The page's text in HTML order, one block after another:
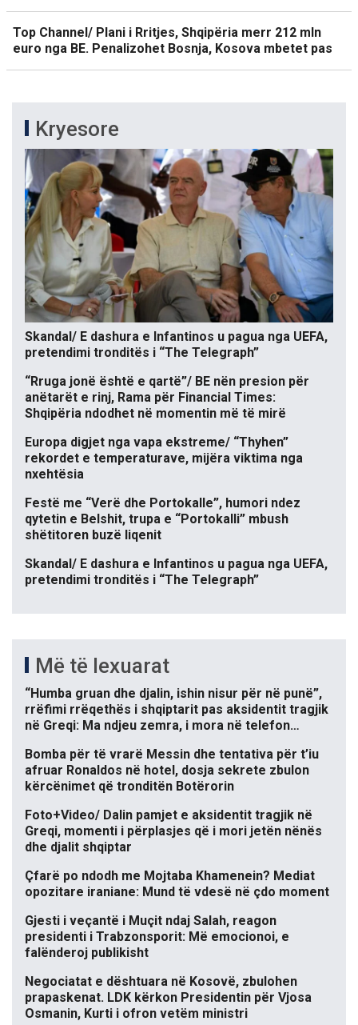
Top Channel/ Plani i Rritjes, Shqipëria merr 212 mln
euro nga BE. Penalizohet Bosnja, Kosova mbetet pas
Kryesore
Skandal/ E dashura e Infantinos u pagua nga UEFA,
pretendimi tronditës i “The Telegraph”
“Rruga jonë është e qartë”/ BE nën presion për
anëtarët e rinj, Rama për Financial Times:
Shqipëria ndodhet në momentin më të mirë
Europa digjet nga vapa ekstreme/ “Thyhen”
rekordet e temperaturave, mijëra viktima nga
nxehtësia
Festë me “Verë dhe Portokalle”, humori ndez
qytetin e Belshit, trupa e “Portokalli” mbush
shëtitoren buzë liqenit
Skandal/ E dashura e Infantinos u pagua nga UEFA,
pretendimi tronditës i “The Telegraph”
Më të lexuarat
“Humba gruan dhe djalin, ishin nisur për në punë”,
rrëfimi rrëqethës i shqiptarit pas aksidentit tragjik
në Greqi: Ma ndjeu zemra, i mora në telefon…
Bomba për të vrarë Messin dhe tentativa për t’iu
afruar Ronaldos në hotel, dosja sekrete zbulon
kërcënimet që tronditën Botërorin
Foto+Video/ Dalin pamjet e aksidentit tragjik në
Greqi, momenti i përplasjes që i mori jetën nënës
dhe djalit shqiptar
Çfarë po ndodh me Mojtaba Khamenein? Mediat
opozitare iraniane: Mund të vdesë në çdo moment
Gjesti i veçantë i Muçit ndaj Salah, reagon
presidenti i Trabzonsporit: Më emocionoi, e
falënderoj publikisht
Negociatat e dështuara në Kosovë, zbulohen
prapaskenat. LDK kërkon Presidentin për Vjosa
Osmanin, Kurti i ofron vetëm ministri